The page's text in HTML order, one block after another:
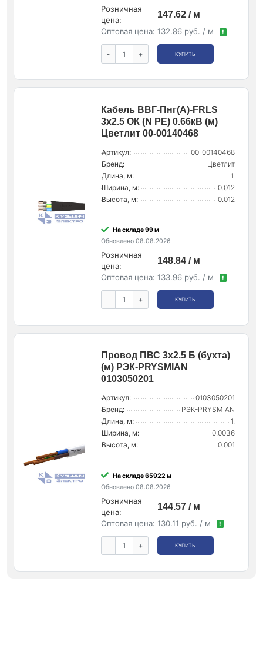
Розничная
цена:
147.62 / м
Оптовая цена: 132.86 руб. / м !
- + КУПИТЬ
Кабель ВВГ-Пнг(А)-FRLS
3х2.5 ОК (N PE) 0.66кВ (м)
Цветлит 00-00140468
Артикул:
00-00140468
Бренд:
Цветлит
Длина, м:
1.
Ширина, м:
0.012
Высота, м:
0.012
На складе 99 м
Обновлено 08.08.2026
Розничная
цена:
148.84 / м
Оптовая цена: 133.96 руб. / м !
- + КУПИТЬ
Провод ПВС 3х2.5 Б (бухта)
(м) РЭК-PRYSMIAN
0103050201
Артикул:
0103050201
Бренд:
РЭК-PRYSMIAN
Длина, м:
1.
Ширина, м:
0.0036
Высота, м:
0.001
На складе 65922 м
Обновлено 08.08.2026
Розничная
цена:
144.57 / м
Оптовая цена: 130.11 руб. / м !
- + КУПИТЬ